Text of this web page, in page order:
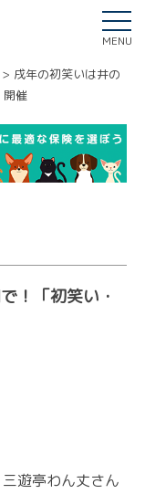
MENU
戌年の初笑いは井の
開催
！「初笑い・
遊亭わん丈さん